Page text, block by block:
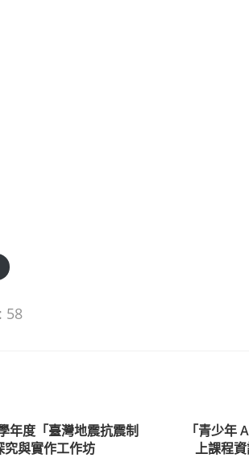
58
年度「臺灣地震抗震制
究與實作工作坊
「青少年
上課程